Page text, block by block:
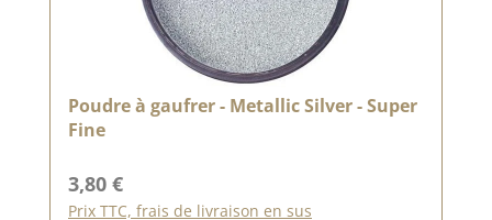
Poudre à gaufrer - Metallic Silver - Super
Fine
Prix régulier :
3,80 €
Prix TTC, frais de livraison en sus